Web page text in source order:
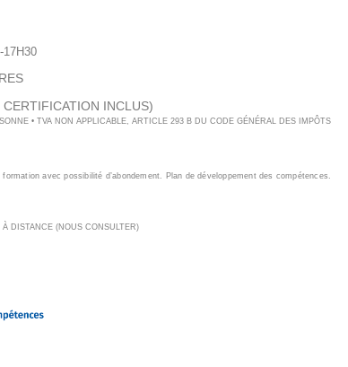
17H30
INCLUS)
• TVA NON APPLICABLE, ARTICLE 293 B DU CODE GÉNÉRAL DES IMPÔTS
avec possibilité d’abondement. Plan de développement des compétences.
DISTANCE (NOUS CONSULTER)